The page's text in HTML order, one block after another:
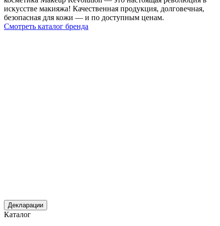
искусстве макияжа! Качественная продукция, долговечная,
безопасная для кожи — и по доступным ценам.
Смотреть каталог бренда
Декларации
Каталог